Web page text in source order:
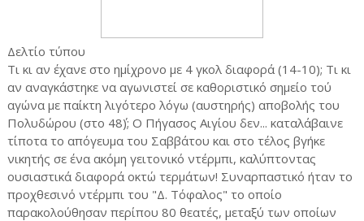
Δελτίο τύπου
Τι κι αν έχανε στο ημίχρονο με 4 γκολ διαφορά (14-10); Τι κι
αν αναγκάστηκε να αγωνιστεί σε καθοριστικό σημείο τού
αγώνα με παίκτη λιγότερο λόγω (αυστηρής) αποβολής του
Πολυδώρου (στο 48΄); Ο Πήγασος Αιγίου δεν... καταλάβαινε
τίποτα το απόγευμα του Σαββάτου και στο τέλος βγήκε
νικητής σε ένα ακόμη γειτονικό ντέρμπι, καλύπτοντας
ουσιαστικά διαφορά οκτώ τερμάτων! Συναρπαστικό ήταν το
προχθεσινό ντέρμπι του "Δ. Τόφαλος" το οποίο
παρακολούθησαν περίπου 80 θεατές, μεταξύ των οποίων